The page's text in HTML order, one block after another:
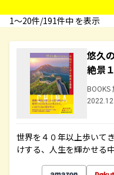
1〜20件/191件中 を表示
悠久
絶景
BOOKS
世界を４０年以上歩いて
けする、人生を輝かせる